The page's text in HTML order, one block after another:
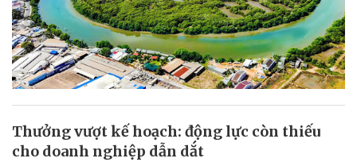
Thưởng vượt kế hoạch: động lực còn thiếu
cho doanh nghiệp dẫn dắt